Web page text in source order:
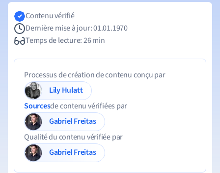
Contenu vérifié
Dernière mise à jour: 01.01.1970
Temps de lecture: 26 min
Processus de création de contenu conçu par
Lily Hulatt
Sourcesde contenu vérifiées par
Gabriel Freitas
Qualité du contenu vérifiée par
Gabriel Freitas